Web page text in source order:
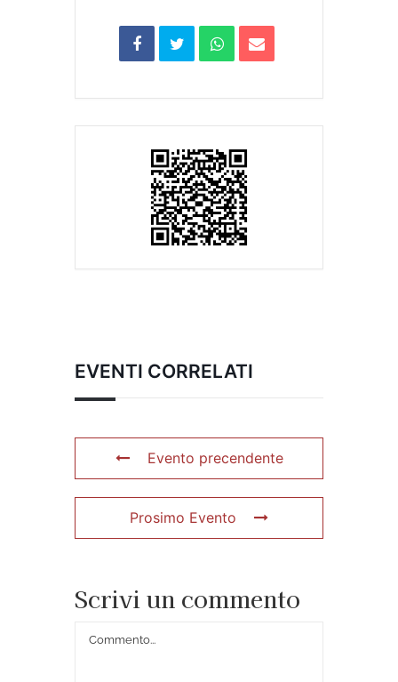
EVENTI CORRELATI
Evento precendente
Prosimo Evento
Scrivi un commento
Commento